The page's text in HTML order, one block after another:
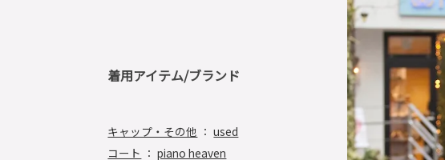
着用アイテム/ブランド
キャップ・その他 ：used
コート ：piano heaven